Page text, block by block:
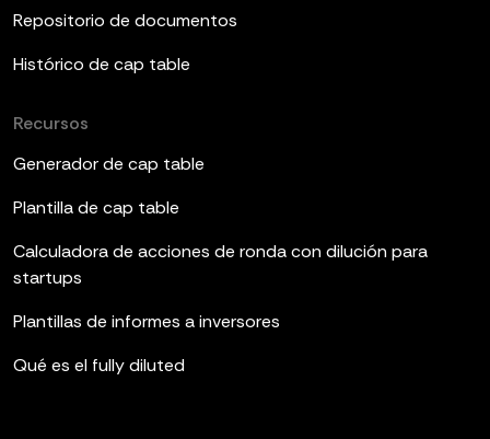
Repositorio de documentos
Histórico de cap table
Recursos
Generador de cap table
Plantilla de cap table
Calculadora de acciones de ronda con dilución para
startups
Plantillas de informes a inversores
Qué es el fully diluted